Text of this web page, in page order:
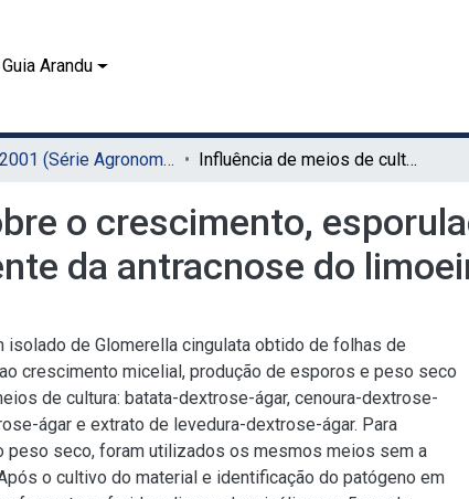
Guia Arandu
n. 12, 2001 (Série Agronomia) Influência de meios de cultura sobre o crescimento, esporulação e peso seco de Glomerella cingulata agente da antracnose do limoeiro
o crescimento,
da antracnose do
isolado de Glomerella cingulata obtido de folhas de
crescimento micelial, produção de esporos e peso seco
de cultura: batata-dextrose-ágar, cenoura-dextrose-
ágar e extrato de levedura-dextrose-ágar. Para
peso seco, foram utilizados os mesmos meios sem a
o cultivo do material e identificação do patógeno em